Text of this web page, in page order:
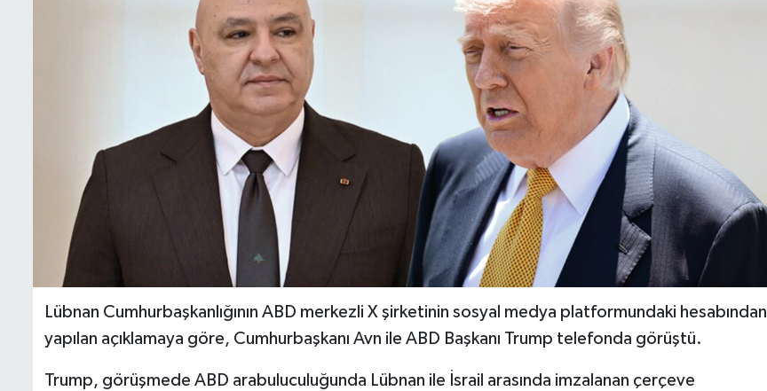
Lübnan Cumhurbaşkanlığının ABD merkezli X şirketinin sosyal medya platformundaki hesabından
yapılan açıklamaya göre, Cumhurbaşkanı Avn ile ABD Başkanı Trump telefonda görüştü.
Trump, görüşmede ABD arabuluculuğunda Lübnan ile İsrail arasında imzalanan çerçeve